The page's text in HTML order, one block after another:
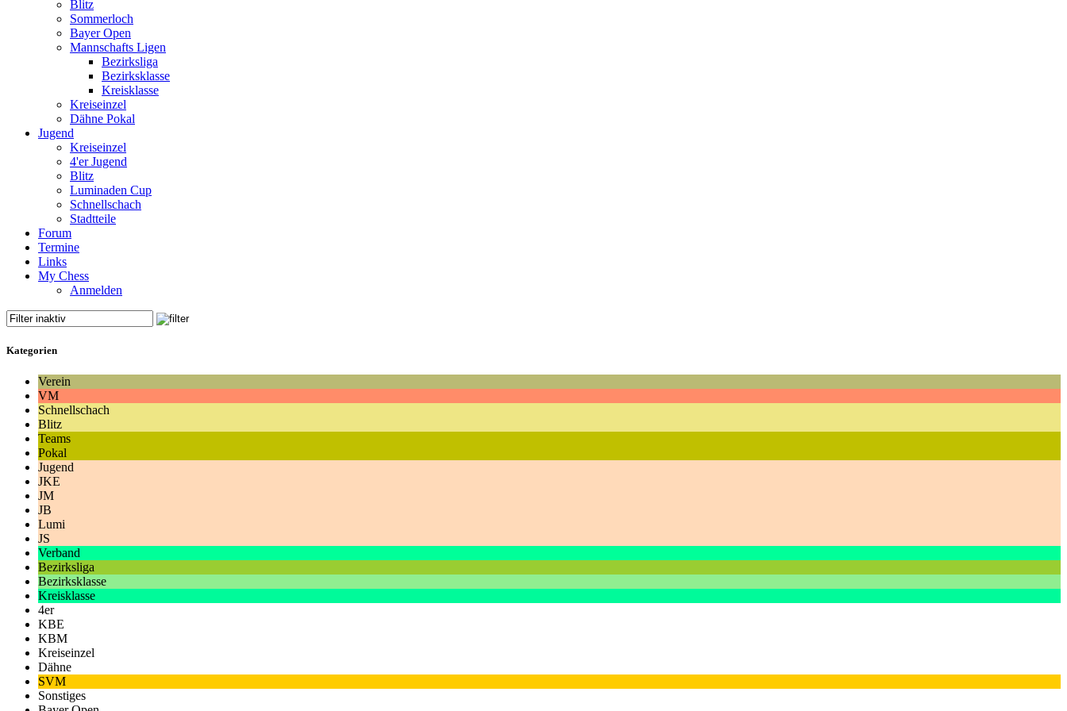
Blitz
Sommerloch
Bayer Open
Mannschafts Ligen
Bezirksliga
Bezirksklasse
Kreisklasse
Kreiseinzel
Dähne Pokal
Jugend
Kreiseinzel
4'er Jugend
Blitz
Luminaden Cup
Schnellschach
Stadtteile
Forum
Termine
Links
My Chess
Anmelden
Kategorien
Verein
VM
Schnellschach
Blitz
Teams
Pokal
Jugend
JKE
JM
JB
Lumi
JS
Verband
Bezirksliga
Bezirksklasse
Kreisklasse
4er
KBE
KBM
Kreiseinzel
Dähne
SVM
Sonstiges